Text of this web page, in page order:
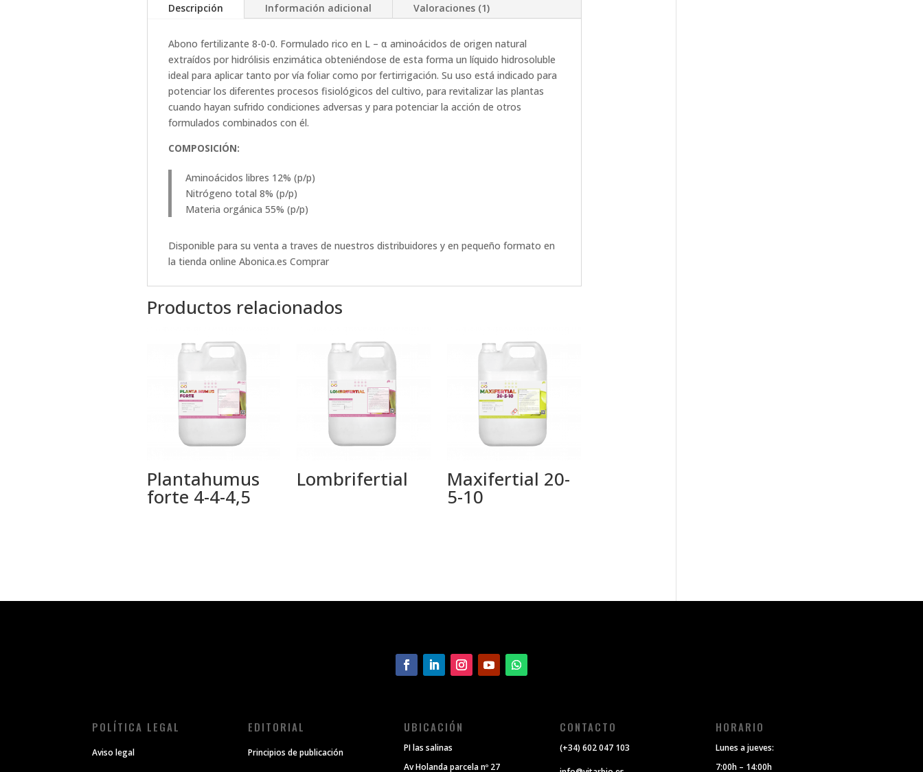
Descripción Información adicional Valoraciones (1)
Abono fertilizante 8-0-0. Formulado rico en L – α aminoácidos de origen natural
extraídos por hidrólisis enzimática obteniéndose de esta forma un líquido hidrosoluble
ideal para aplicar tanto por vía foliar como por fertirrigación. Su uso está indicado para
potenciar los diferentes procesos fisiológicos del cultivo, para revitalizar las plantas
cuando hayan sufrido condiciones adversas y para potenciar la acción de otros
formulados combinados con él.
COMPOSICIÓN:
Aminoácidos libres 12% (p/p)
Nitrógeno total 8% (p/p)
Materia orgánica 55% (p/p)
Disponible para su venta a traves de nuestros distribuidores y en pequeño formato en
la tienda online Abonica.es Comprar
Productos relacionados
Plantahumus
forte 4-4-4,5
Lombrifertial Maxifertial 20-
5-10
POLÍTICA LEGAL
Aviso legal
EDITORIAL
Principios de publicación
UBICACIÓN
PI las salinas
Av Holanda parcela nº 27
CONTACTO
(+34) 602 047 103
HORARIO
Lunes a jueves:
7:00h – 14:00h